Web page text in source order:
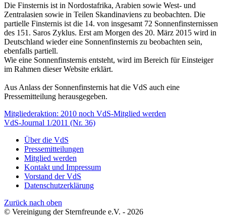
Die Finsternis ist in Nordostafrika, Arabien sowie West- und
Zentralasien sowie in Teilen Skandinaviens zu beobachten. Die
partielle Finsternis ist die 14. von insgesamt 72 Sonnenfinsternissen
des 151. Saros Zyklus. Erst am Morgen des 20. März 2015 wird in
Deutschland wieder eine Sonnenfinsternis zu beobachten sein,
ebenfalls partiell.
Wie eine Sonnenfinsternis entsteht, wird im Bereich für Einsteiger
im Rahmen dieser Website erklärt.
Aus Anlass der Sonnenfinsternis hat die VdS auch eine
Pressemitteilung herausgegeben.
Beitragsnavigation
Mitgliederaktion: 2010 noch VdS-Mitglied werden
VdS-Journal 1/2011 (Nr. 36)
Über die VdS
Pressemitteilungen
Mitglied werden
Kontakt und Impressum
Vorstand der VdS
Datenschutzerklärung
Zurück nach oben
© Vereinigung der Sternfreunde e.V. - 2026